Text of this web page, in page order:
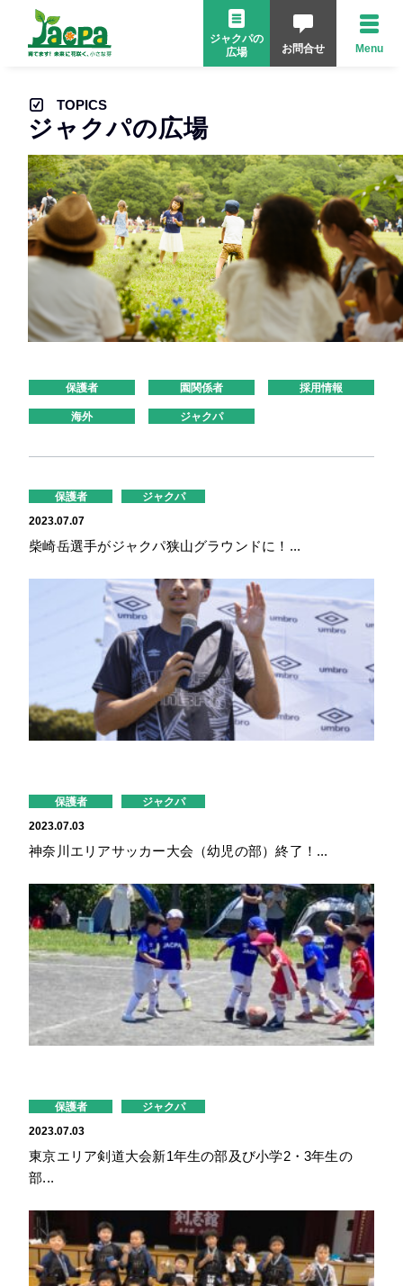
ジャクパの
広場
お問合せ Menu
TOPICS
ジャクパの広場
保護者 園関係者 採用情報
海外 ジャクパ
保護者
ジャクパ
2023.07.07
柴崎岳選手がジャクパ狭山グラウンドに！...
保護者
ジャクパ
2023.07.03
神奈川エリアサッカー大会（幼児の部）終了！...
保護者
ジャクパ
2023.07.03
東京エリア剣道大会新1年生の部及び小学2・3年生の
部...